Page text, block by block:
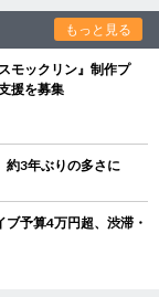
もっと見る
モックリン』制作プ
援を募集
約3年ぶりの多さに
予算4万円超、渋滞・